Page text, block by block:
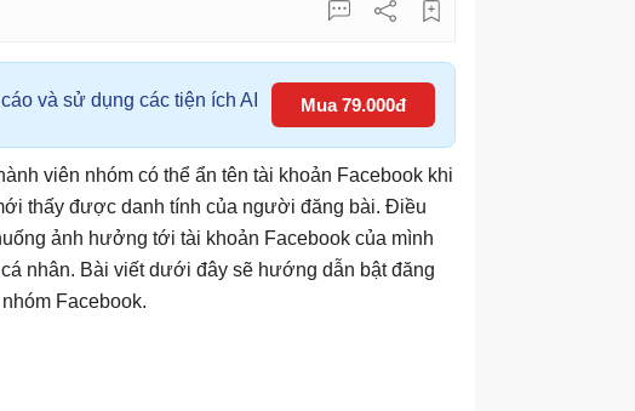
và sử dụng các tiện ích AI Mua 79.000đ
viên nhóm có thể ẩn tên tài khoản Facebook khi
thấy được danh tính của người đăng bài. Điều
ảnh hưởng tới tài khoản Facebook của mình
cá nhân. Bài viết dưới đây sẽ hướng dẫn bật đăng
Facebook.